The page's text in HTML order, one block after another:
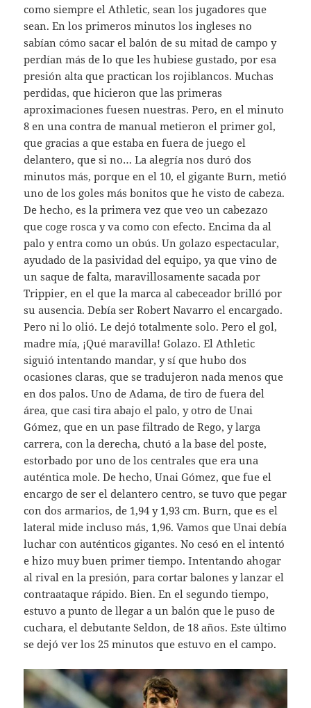
como siempre el Athletic, sean los jugadores que
sean. En los primeros minutos los ingleses no
sabían cómo sacar el balón de su mitad de campo y
perdían más de lo que les hubiese gustado, por esa
presión alta que practican los rojiblancos. Muchas
perdidas, que hicieron que las primeras
aproximaciones fuesen nuestras. Pero, en el minuto
8 en una contra de manual metieron el primer gol,
que gracias a que estaba en fuera de juego el
delantero, que si no… La alegría nos duró dos
minutos más, porque en el 10, el gigante Burn, metió
uno de los goles más bonitos que he visto de cabeza.
De hecho, es la primera vez que veo un cabezazo
que coge rosca y va como con efecto. Encima da al
palo y entra como un obús. Un golazo espectacular,
ayudado de la pasividad del equipo, ya que vino de
un saque de falta, maravillosamente sacada por
Trippier, en el que la marca al cabeceador brilló por
su ausencia. Debía ser Robert Navarro el encargado.
Pero ni lo olió. Le dejó totalmente solo. Pero el gol,
madre mía, ¡Qué maravilla! Golazo. El Athletic
siguió intentando mandar, y sí que hubo dos
ocasiones claras, que se tradujeron nada menos que
en dos palos. Uno de Adama, de tiro de fuera del
área, que casi tira abajo el palo, y otro de Unai
Gómez, que en un pase filtrado de Rego, y larga
carrera, con la derecha, chutó a la base del poste,
estorbado por uno de los centrales que era una
auténtica mole. De hecho, Unai Gómez, que fue el
encargo de ser el delantero centro, se tuvo que pegar
con dos armarios, de 1,94 y 1,93 cm. Burn, que es el
lateral mide incluso más, 1,96. Vamos que Unai debía
luchar con auténticos gigantes. No cesó en el intentó
e hizo muy buen primer tiempo. Intentando ahogar
al rival en la presión, para cortar balones y lanzar el
contraataque rápido. Bien. En el segundo tiempo,
estuvo a punto de llegar a un balón que le puso de
cuchara, el debutante Seldon, de 18 años. Este último
se dejó ver los 25 minutos que estuvo en el campo.